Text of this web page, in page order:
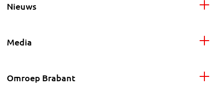
Nieuws
Media
Omroep Brabant